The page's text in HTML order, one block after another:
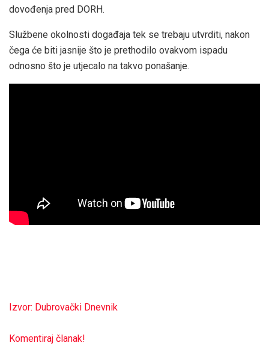
dovođenja pred DORH.
Službene okolnosti događaja tek se trebaju utvrditi, nakon
čega će biti jasnije što je prethodilo ovakvom ispadu
odnosno što je utjecalo na takvo ponašanje.
Izvor: Dubrovački Dnevnik
Komentiraj članak!